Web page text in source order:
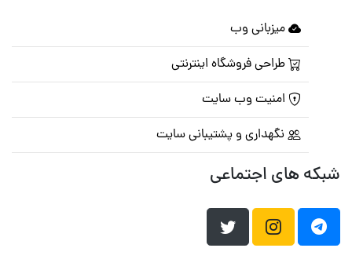
میزبانی وب
طراحی فروشگاه اینترنتی
امنیت وب سایت
نگهداری و پشتیبانی سایت
شبکه های اجتماعی